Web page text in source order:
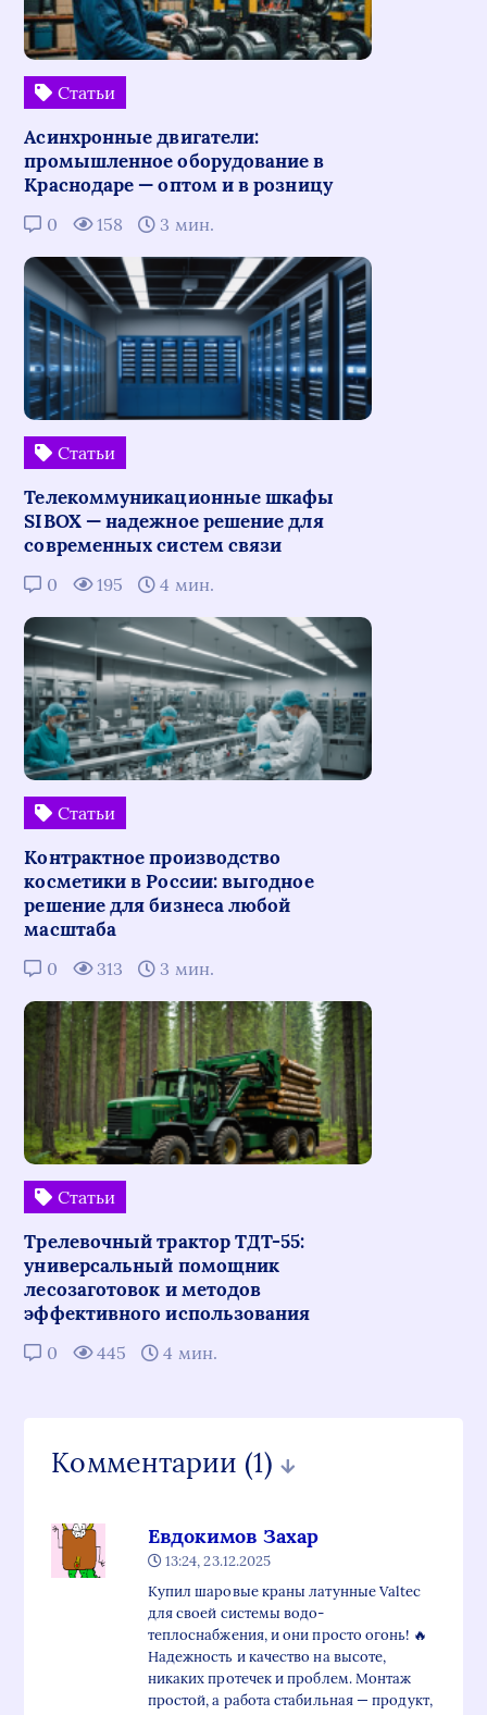
Статьи
Асинхронные двигатели:
промышленное оборудование в
Краснодаре — оптом и в розницу
0 158 3 мин.
Статьи
Телекоммуникационные шкафы
SIBOX — надежное решение для
современных систем связи
0 195 4 мин.
Статьи
Контрактное производство
косметики в России: выгодное
решение для бизнеса любой
масштаба
0 313 3 мин.
Статьи
Трелевочный трактор ТДТ-55:
универсальный помощник
лесозаготовок и методов
эффективного использования
0 445 4 мин.
Комментарии (1)
Евдокимов Захар
13:24, 23.12.2025
Купил шаровые краны латунные Valtec
для своей системы водо-
теплоснабжения, и они просто огонь! 🔥
Надежность и качество на высоте,
никаких протечек и проблем. Монтаж
простой, а работа стабильная — продукт,